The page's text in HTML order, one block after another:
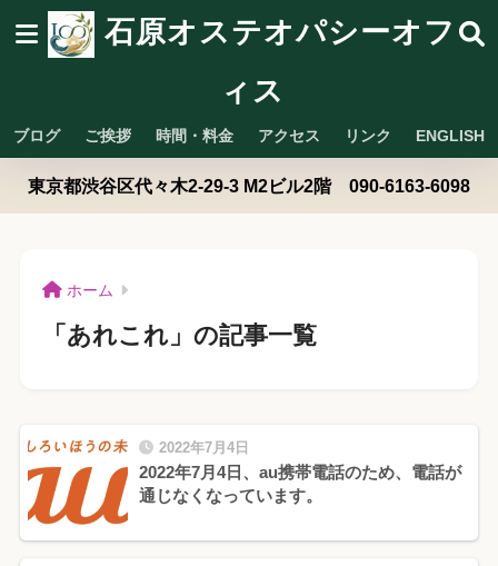
石原オステオパシーオフ
ィス
ブログ ご挨拶 時間・料金 アクセス リンク ENGLISH
東京都渋谷区代々木2-29-3 M2ビル2階 090-6163-6098
ホーム
「あれこれ」の記事一覧
2022年7月4日
2022年7月4日、au携帯電話のため、電話が
通じなくなっています。